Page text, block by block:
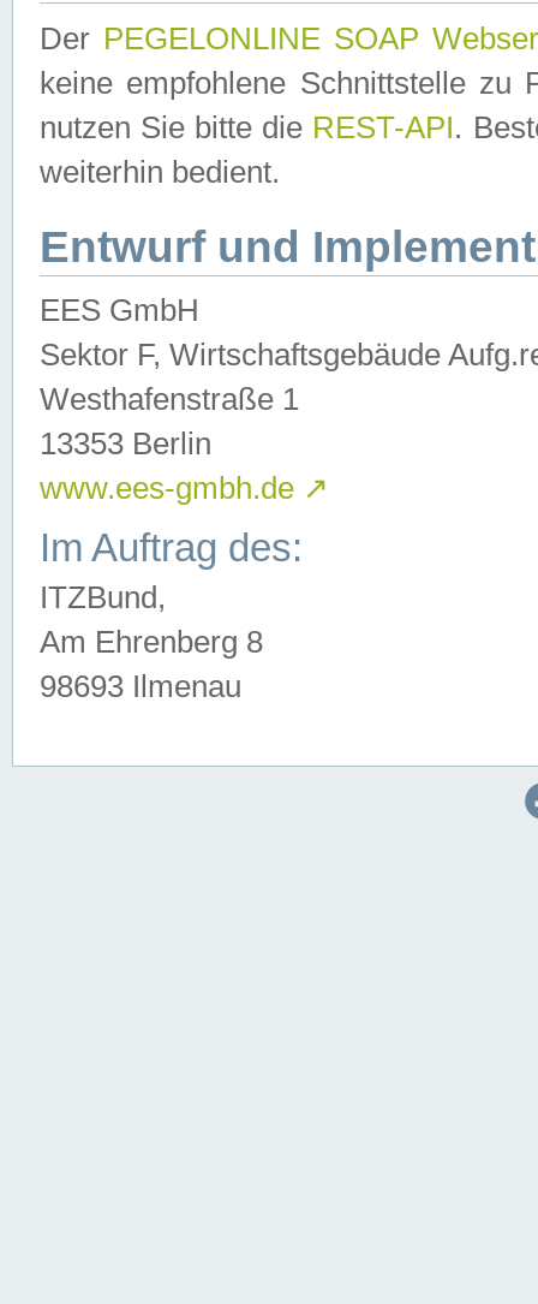
Der PEGELONLINE SOAP
keine empfohlene Schnittstelle zu
nutzen Sie bitte die REST-API.
weiterhin bedient.
Entwurf und
EES GmbH
Sektor F, Wirtschaftsgebäude
Westhafenstraße 1
13353 Berlin
www.ees-gmbh.de ↗
Im Auftrag des:
ITZBund,
Am Ehrenberg 8
98693 Ilmenau